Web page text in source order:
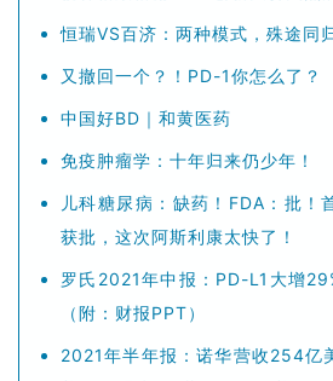
获批，这次阿斯利康太快了！
罗氏2021年中报：PD-L1大增
（附：财报PPT）
2021年半年报：诺华营收254亿
美元；强生Q2营收233亿美元，
财报PPT）
英矽智能与劲方医药签署战略合
智能技术加速创新疗法开发
2021 CMC峰会 ，众星云集——超